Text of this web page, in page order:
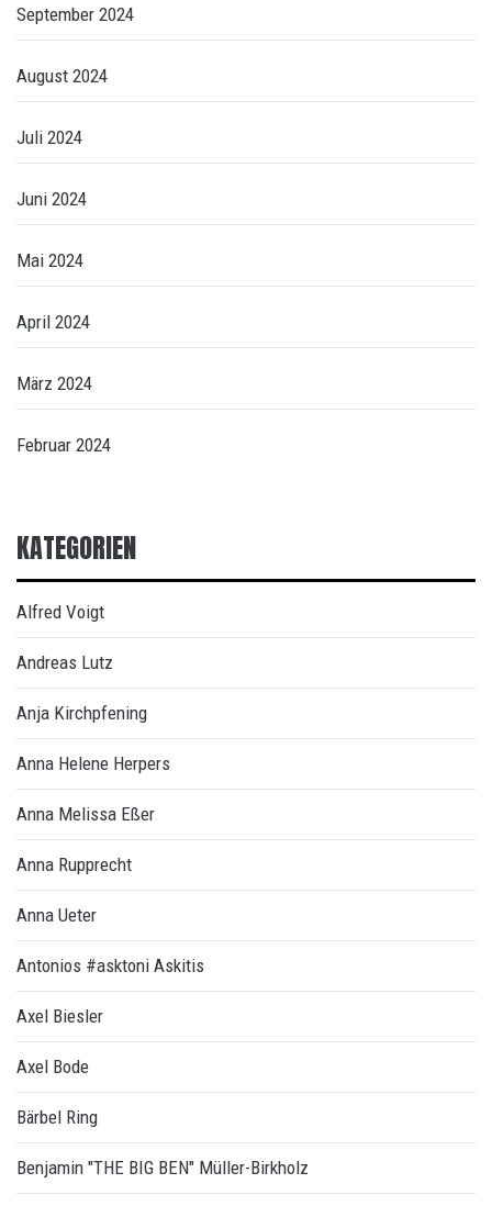
September 2024
August 2024
Juli 2024
Juni 2024
Mai 2024
April 2024
März 2024
Februar 2024
KATEGORIEN
Alfred Voigt
Andreas Lutz
Anja Kirchpfening
Anna Helene Herpers
Anna Melissa Eßer
Anna Rupprecht
Anna Ueter
Antonios #asktoni Askitis
Axel Biesler
Axel Bode
Bärbel Ring
Benjamin "THE BIG BEN" Müller-Birkholz